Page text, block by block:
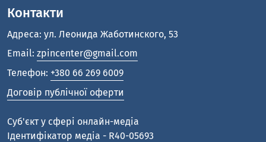
Контакти
Адреса: ул. Леонида Жаботинского, 53
Email: zpincenter@gmail.com
Телефон: +380 66 269 6009
Договір публічної оферти
Cуб'єкт у сфері онлайн-медіа
Ідентифікатор медіа - R40-05693